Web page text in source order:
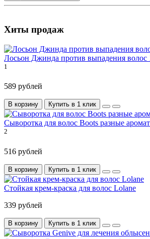
Хиты продаж
Лосьон Джинда против выпадения волос
1
589 рублей
В корзину Купить в 1 клик
Сыворотка для волос Boots разные
2
516 рублей
В корзину Купить в 1 клик
Стойкая крем-краска для волос Lolane
339 рублей
В корзину Купить в 1 клик